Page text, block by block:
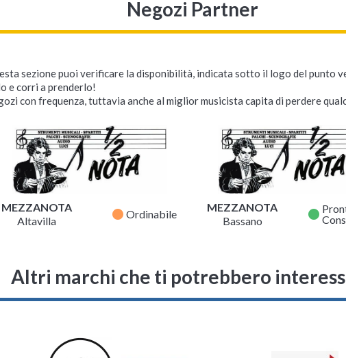
Negozi Partner
sezione puoi verificare la disponibilità, indicata sotto il logo del punto
e corri a prenderlo!
con frequenza, tuttavia anche al miglior musicista capita di perdere
MEZZANOTA
Altavilla
fiber_manual_record Ordinabile
MEZZANOTA
Bassano
fiber_manual_record
Altri marchi che ti potrebbero